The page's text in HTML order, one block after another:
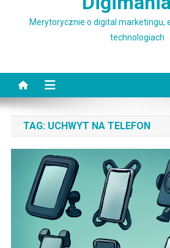
Merytorycznie o digital marketingu,
technologiach
TAG: UCHWYT NA TELEFON